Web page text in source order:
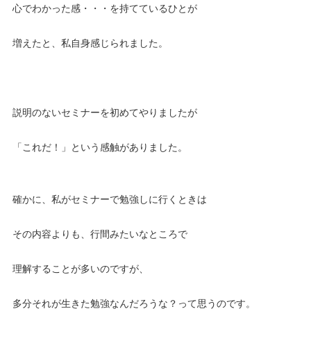
心でわかった感・・・を持てているひとが
増えたと、私自身感じられました。
説明のないセミナーを初めてやりましたが
「これだ！」という感触がありました。
確かに、私がセミナーで勉強しに行くときは
その内容よりも、行間みたいなところで
理解することが多いのですが、
多分それが生きた勉強なんだろうな？って思うのです。